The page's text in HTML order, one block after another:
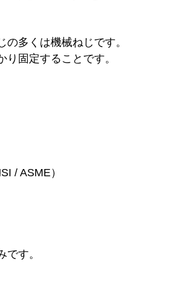
多くは機械ねじです。
固定することです。
/ ASME）
す。